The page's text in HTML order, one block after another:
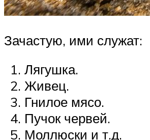
Зачастую, ими служат:
Лягушка.
Живец.
Гнилое мясо.
Пучок червей.
Моллюски и т.д.